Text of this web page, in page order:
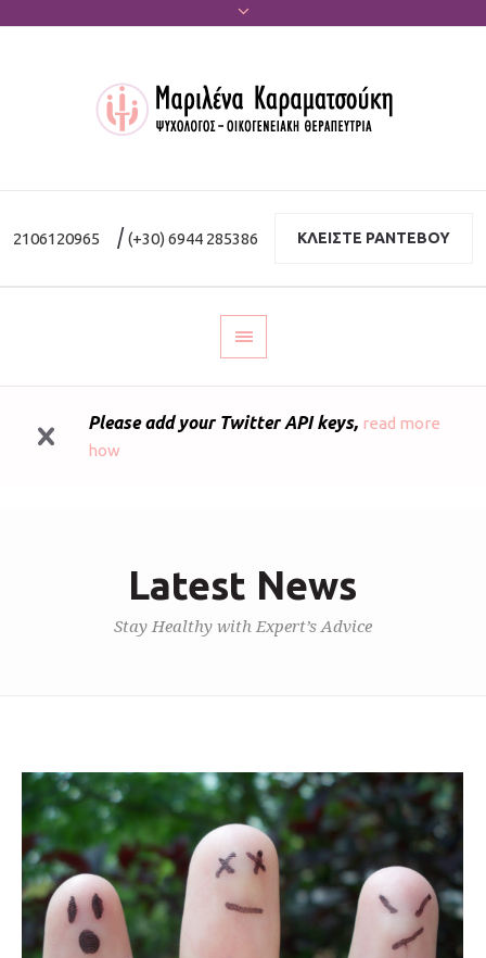
2106120965 |(+30) 6944 285386 ΚΛΕΙΣΤΕ ΡΑΝΤΕΒΟΥ
Please add your Twitter API keys, read more
how
Latest News
Stay Healthy with Expert’s Advice